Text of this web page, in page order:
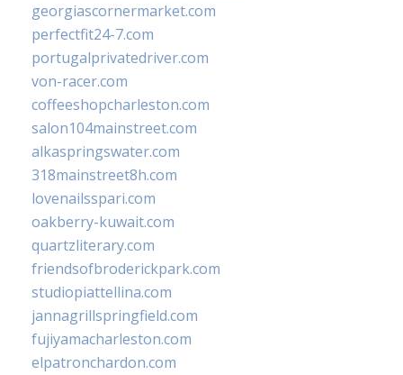
georgiascornermarket.com
perfectfit24-7.com
portugalprivatedriver.com
von-racer.com
coffeeshopcharleston.com
salon104mainstreet.com
alkaspringswater.com
318mainstreet8h.com
lovenailsspari.com
oakberry-kuwait.com
quartzliterary.com
friendsofbroderickpark.com
studiopiattellina.com
jannagrillspringfield.com
fujiyamacharleston.com
elpatronchardon.com